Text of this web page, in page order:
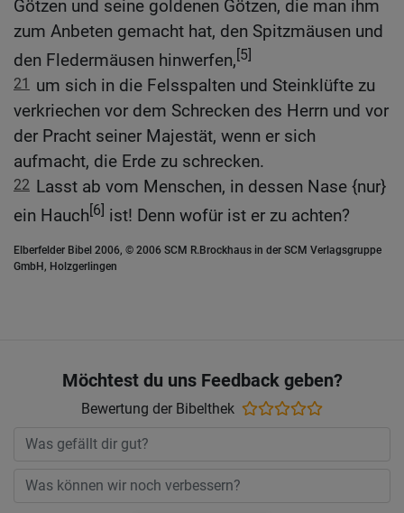
Götzen und seine goldenen Götzen, die man ihm
zum Anbeten gemacht hat, den Spitzmäusen und
den Fledermäusen hinwerfen,[5]
21 um sich in die Felsspalten und Steinklüfte zu
verkriechen vor dem Schrecken des Herrn und vor
der Pracht seiner Majestät, wenn er sich
aufmacht, die Erde zu schrecken.
22 Lasst ab vom Menschen, in dessen Nase {nur}
ein Hauch[6] ist! Denn wofür ist er zu achten?
Elberfelder Bibel 2006, © 2006 SCM R.Brockhaus in der SCM Verlagsgruppe
GmbH, Holzgerlingen
Möchtest du uns Feedback geben?
Bewertung der Bibelthek